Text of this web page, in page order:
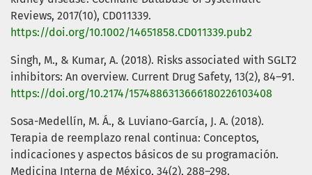
Reviews, 2017(10), CD011339.
https://doi.org/10.1002/14651858.CD011339.pub2
Singh, M., & Kumar, A. (2018). Risks associated with SGLT2
inhibitors: An overview. Current Drug Safety, 13(2), 84–91.
https://doi.org/10.2174/1574886313666180226103408
Sosa-Medellín, M. Á., & Luviano-García, J. A. (2018).
Terapia de reemplazo renal continua: Conceptos,
indicaciones y aspectos básicos de su programación.
Medicina Interna de México, 34(2), 288–298.